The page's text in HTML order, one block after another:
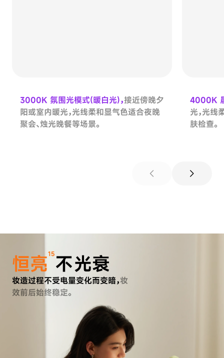
3000K 氛围光模式(暖白光)，接近傍晚夕
阳或室内暖光，光线柔和显气色适合夜晚
聚会、烛光晚餐等场景。
4000K
光，光线
肤检查。
chevron_left chevron_right
恒亮15不光衰
妆造过程不受电量变化而变暗，妆
效前后始终稳定。